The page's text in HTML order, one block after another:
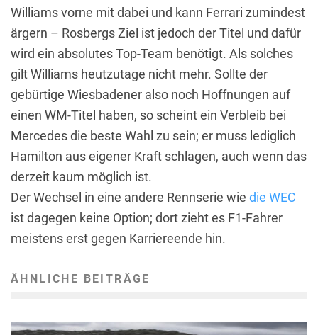
Williams vorne mit dabei und kann Ferrari zumindest
ärgern – Rosbergs Ziel ist jedoch der Titel und dafür
wird ein absolutes Top-Team benötigt. Als solches
gilt Williams heutzutage nicht mehr. Sollte der
gebürtige Wiesbadener also noch Hoffnungen auf
einen WM-Titel haben, so scheint ein Verbleib bei
Mercedes die beste Wahl zu sein; er muss lediglich
Hamilton aus eigener Kraft schlagen, auch wenn das
derzeit kaum möglich ist.
Der Wechsel in eine andere Rennserie wie die WEC
ist dagegen keine Option; dort zieht es F1-Fahrer
meistens erst gegen Karriereende hin.
ÄHNLICHE BEITRÄGE